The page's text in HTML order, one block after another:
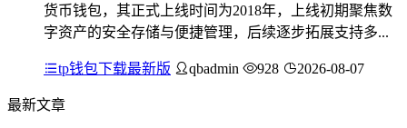
货币钱包，其正式上线时间为2018年，上线初期聚焦数
字资产的安全存储与便捷管理，后续逐步拓展支持多...
tp钱包下载最新版 qbadmin 928 2026-08-07
最新文章